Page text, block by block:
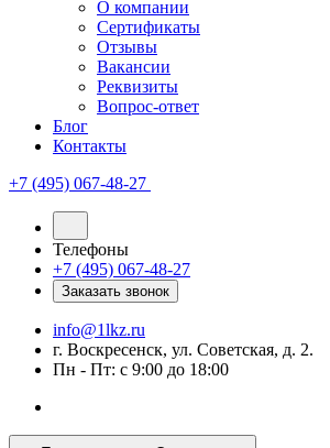
О компании
Сертификаты
Отзывы
Вакансии
Реквизиты
Вопрос-ответ
Блог
Контакты
+7 (495) 067-48-27
Телефоны
+7 (495) 067-48-27
Заказать звонок
info@1lkz.ru
г. Воскресенск, ул. Советская, д. 2.
Пн - Пт: с 9:00 до 18:00